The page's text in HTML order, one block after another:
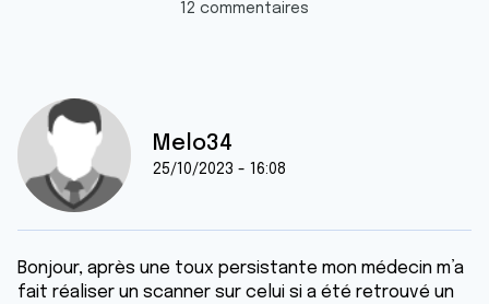
12 commentaires
Melo34
25/10/2023 - 16:08
Bonjour, après une toux persistante mon médecin m’a
fait réaliser un scanner sur celui si a été retrouvé un